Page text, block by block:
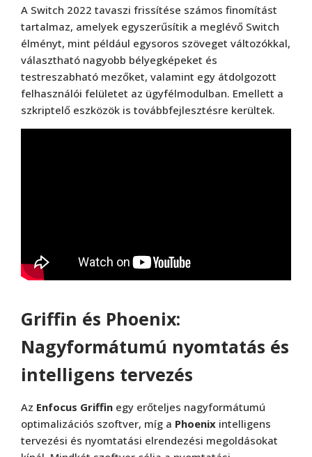
A Switch 2022 tavaszi frissítése számos finomítást
tartalmaz, amelyek egyszerűsítik a meglévő Switch
élményt, mint például egysoros szöveget változókkal,
választható nagyobb bélyegképeket és
testreszabható mezőket, valamint egy átdolgozott
felhasználói felületet az ügyfélmodulban. Emellett a
szkriptelő eszközök is továbbfejlesztésre kerültek.
Griffin és Phoenix:
Nagyformátumú nyomtatás és
intelligens tervezés
Az Enfocus Griffin egy erőteljes nagyformátumú
optimalizációs szoftver, míg a Phoenix intelligens
tervezési és nyomtatási elrendezési megoldásokat